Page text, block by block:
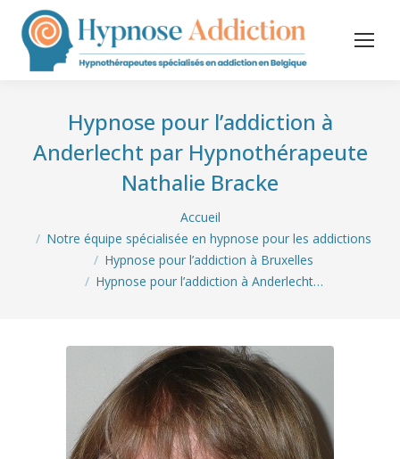
Hypnose pour l’addiction à
Anderlecht par Hypnothérapeute
Nathalie Bracke
Accueil
Notre équipe spécialisée en hypnose pour les addictions
Hypnose pour l’addiction à Bruxelles
Hypnose pour l’addiction à Anderlecht…